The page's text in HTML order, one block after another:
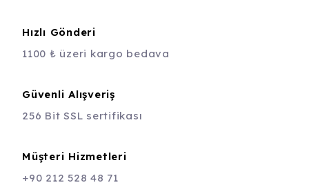
Hızlı Gönderi
1100 ₺ üzeri kargo bedava
Güvenli Alışveriş
256 Bit SSL sertifikası
Müşteri Hizmetleri
+90 212 528 48 71